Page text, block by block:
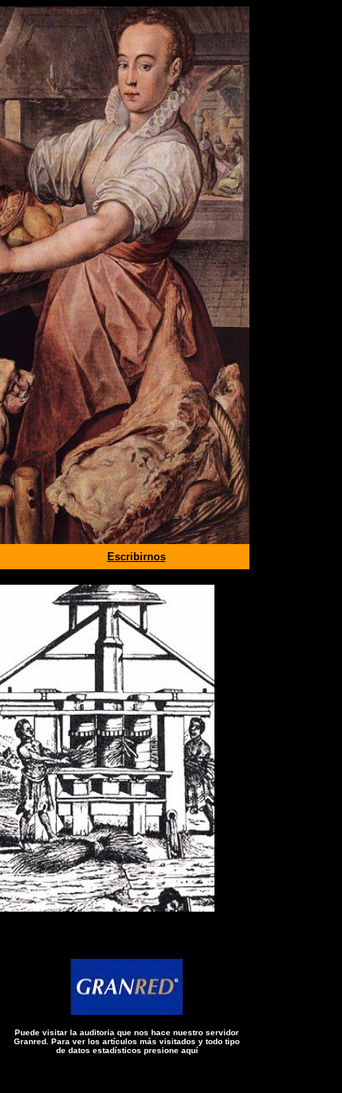
Escribirnos
Puede visitar la auditoria que nos hace nuestro servidor
Granred. Para ver los artículos más visitados y todo tipo
de datos estadísticos presione aquí